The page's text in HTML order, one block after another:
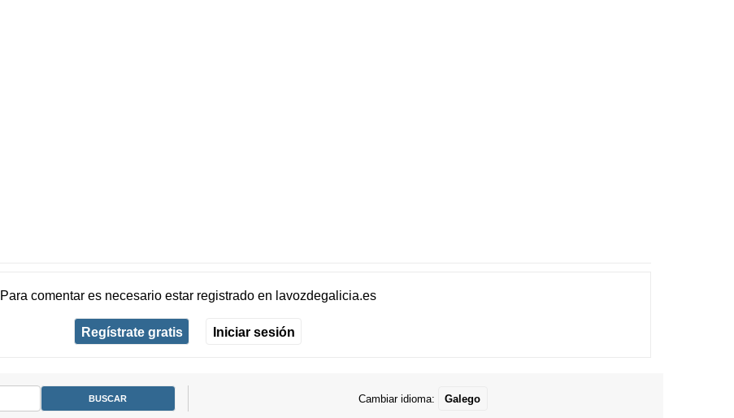
Para comentar es necesario estar registradoen lavozdegalicia.es
Regístrate gratis Iniciar sesión
Cambiar idioma: Galego